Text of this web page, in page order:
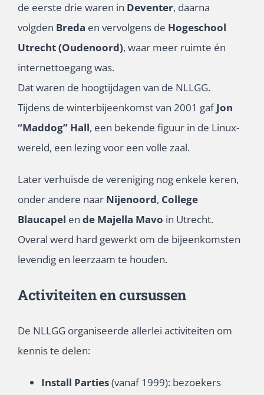
de eerste drie waren in Deventer, daarna
volgden Breda en vervolgens de Hogeschool
Utrecht (Oudenoord), waar meer ruimte én
internettoegang was.
Dat waren de hoogtijdagen van de NLLGG.
Tijdens de winterbijeenkomst van 2001 gafJon
“Maddog” Hall, een bekende figuur in de Linux-
wereld, een lezing voor een volle zaal.
Later verhuisde de vereniging nog enkele keren,
onder andere naar Nijenoord, College
Blaucapel en de Majella Mavo in Utrecht.
Overal werd hard gewerkt om de bijeenkomsten
levendig en leerzaam te houden.
Activiteiten en cursussen
De NLLGG organiseerde allerlei activiteiten om
kennis te delen:
Install Parties(vanaf 1999): bezoekers